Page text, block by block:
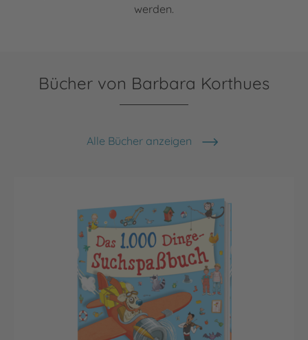
werden.
Bücher von Barbara Korthues
Alle Bücher anzeigen